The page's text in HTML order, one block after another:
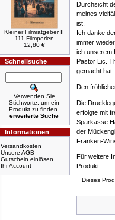
Kleiner Filmratgeber II
111 Filmperlen
12,80 €
Schnellsuche
Verwenden Sie
Stichworte, um ein
Produkt zu finden.
erweiterte Suche
Informationen
Versandkosten
Unsere AGB
Gutschein einlösen
Ihr Account
Durchsicht
meines
ist.
Ich danke
immer
ich unserem
Pastor Lic.
gemacht hat.
Den
Die
erfolgte mit
Sparkasse
der
Franken-
Für weitere
Produkt.
Dieses